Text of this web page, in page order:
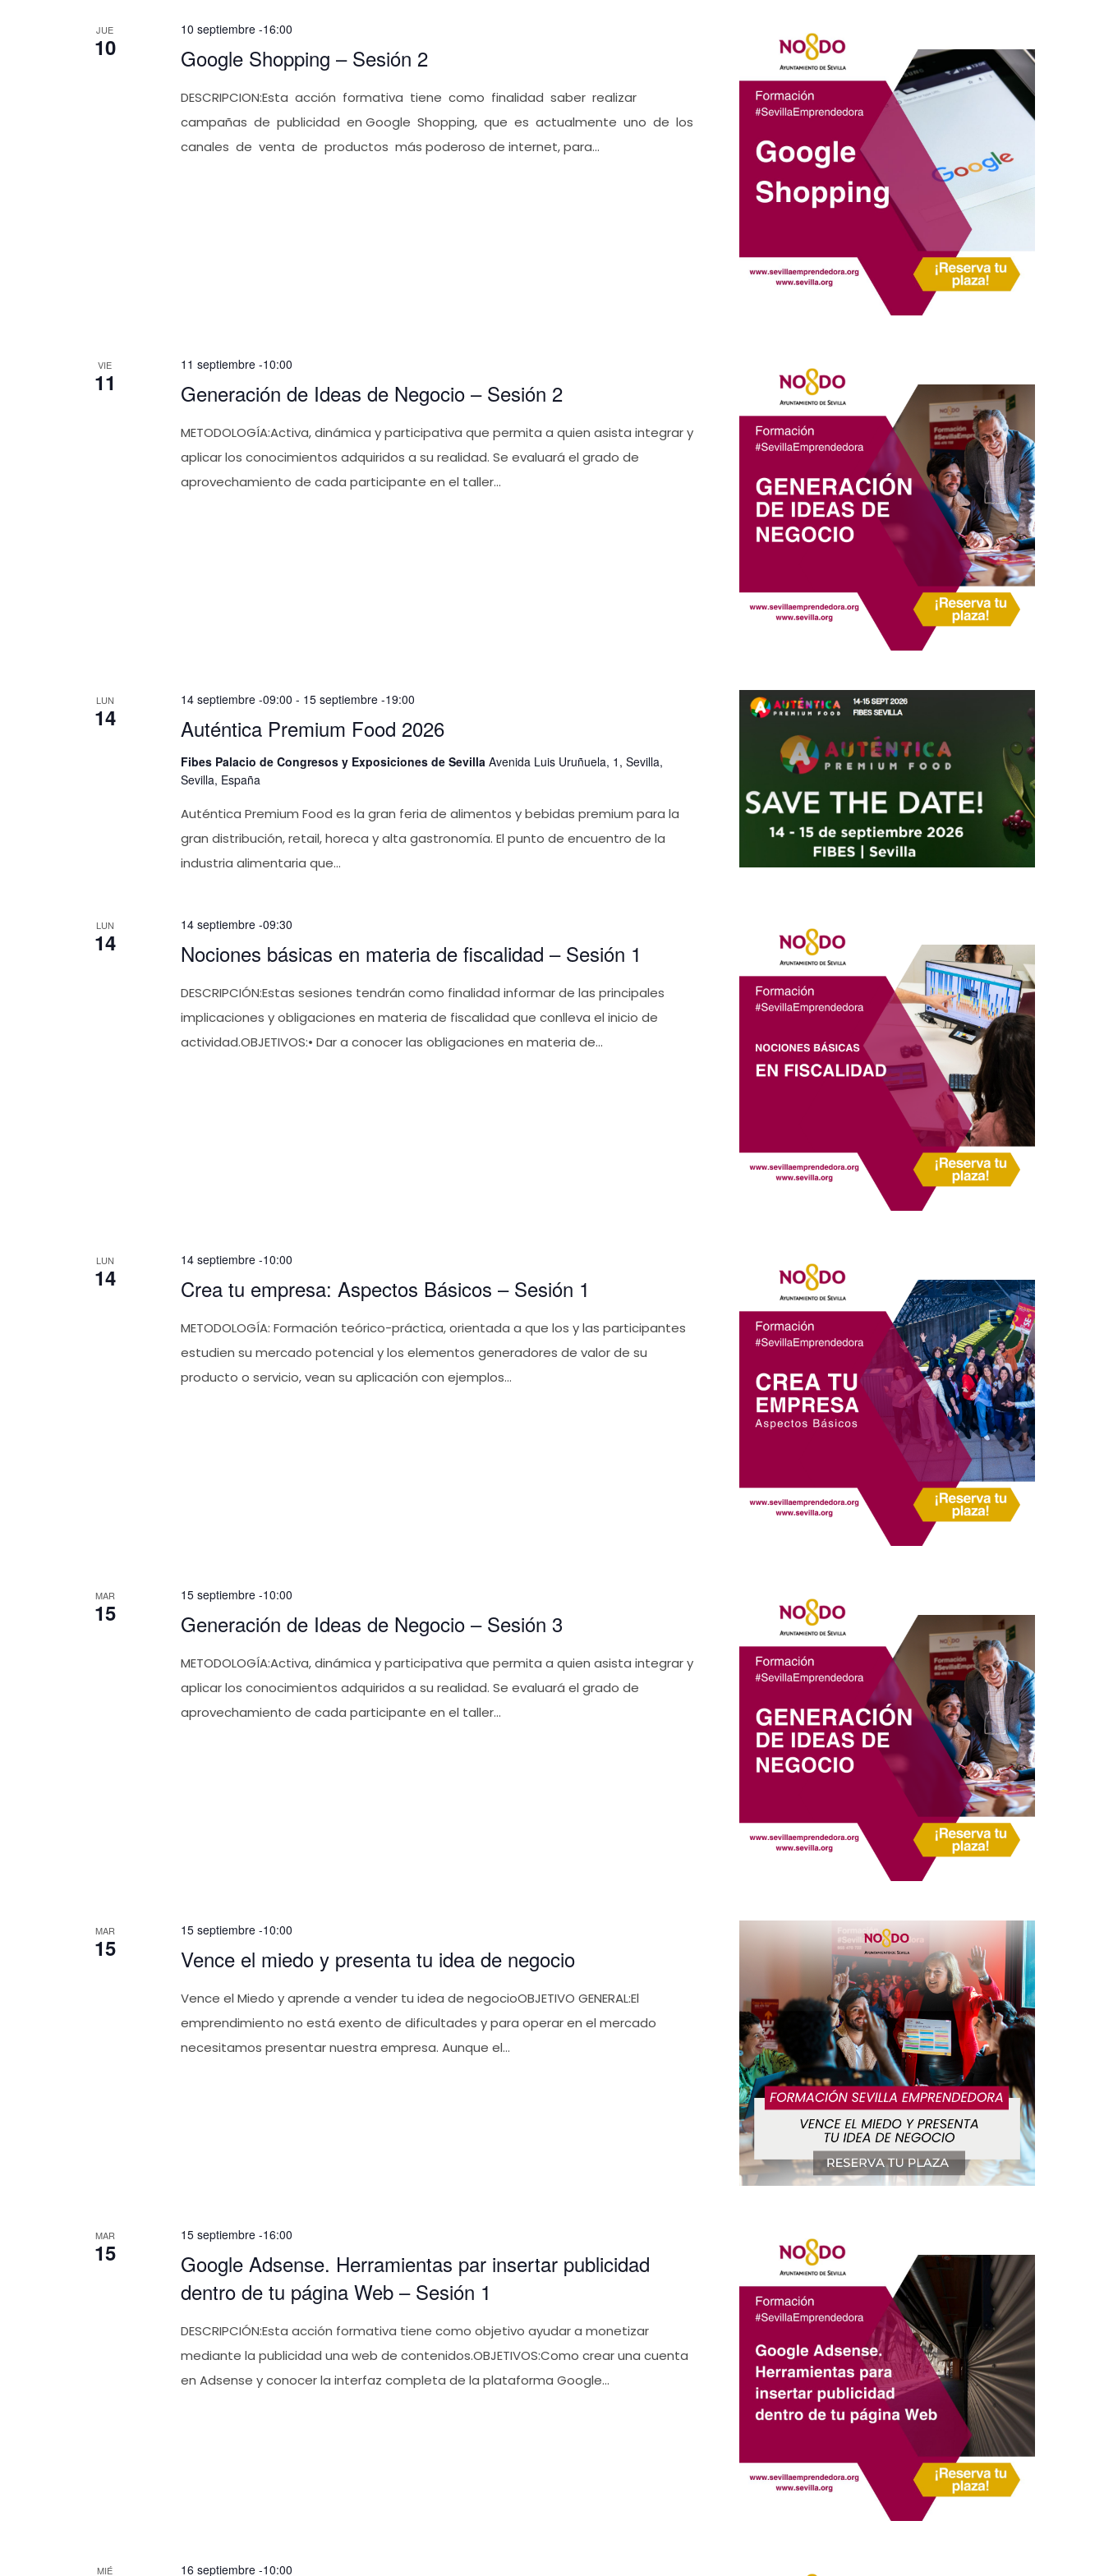
de
Eventos
clave.JUE
10 Google Shopping – Sesión 2
10 septiembre -16:00
DESCRIPCION:Esta acción formativa tiene como finalidad saber realizar
campañas de publicidad en Google Shopping, que es actualmente uno de los
canales de venta de productos más poderoso de internet, para...
VIE
11 Generación de Ideas de Negocio – Sesión 2
11 septiembre -10:00
METODOLOGÍA:Activa, dinámica y participativa que permita a quien asista integrar y
aplicar los conocimientos adquiridos a su realidad. Se evaluará el grado de
aprovechamiento de cada participante en el taller...
LUN
14 Auténtica Premium Food 2026
14 septiembre -09:00 - 15 septiembre -19:00
Fibes Palacio de Congresos y Exposiciones de Sevilla Avenida Luis Uruñuela, 1, Sevilla,
Sevilla, España
Auténtica Premium Food es la gran feria de alimentos y bebidas premium para la
gran distribución, retail, horeca y alta gastronomía. El punto de encuentro de la
industria alimentaria que...
LUN
14 Nociones básicas en materia de fiscalidad – Sesión 1
14 septiembre -09:30
DESCRIPCIÓN:Estas sesiones tendrán como finalidad informar de las principales
implicaciones y obligaciones en materia de fiscalidad que conlleva el inicio de
actividad.OBJETIVOS:• Dar a conocer las obligaciones en materia de...
LUN
14 Crea tu empresa: Aspectos Básicos – Sesión 1
14 septiembre -10:00
METODOLOGÍA: Formación teórico-práctica, orientada a que los y las participantes
estudien su mercado potencial y los elementos generadores de valor de su
producto o servicio, vean su aplicación con ejemplos...
MAR
15 Generación de Ideas de Negocio – Sesión 3
15 septiembre -10:00
METODOLOGÍA:Activa, dinámica y participativa que permita a quien asista integrar y
aplicar los conocimientos adquiridos a su realidad. Se evaluará el grado de
aprovechamiento de cada participante en el taller...
MAR
15 Vence el miedo y presenta tu idea de negocio
15 septiembre -10:00
Vence el Miedo y aprende a vender tu idea de negocioOBJETIVO GENERAL:El
emprendimiento no está exento de dificultades y para operar en el mercado
necesitamos presentar nuestra empresa. Aunque el...
MAR
15
Google Adsense. Herramientas par insertar publicidad
dentro de tu página Web – Sesión 1
15 septiembre -16:00
DESCRIPCIÓN:Esta acción formativa tiene como objetivo ayudar a monetizar
mediante la publicidad una web de contenidos.OBJETIVOS:Como crear una cuenta
en Adsense y conocer la interfaz completa de la plataforma Google...
MIÉ 16 septiembre -10:00